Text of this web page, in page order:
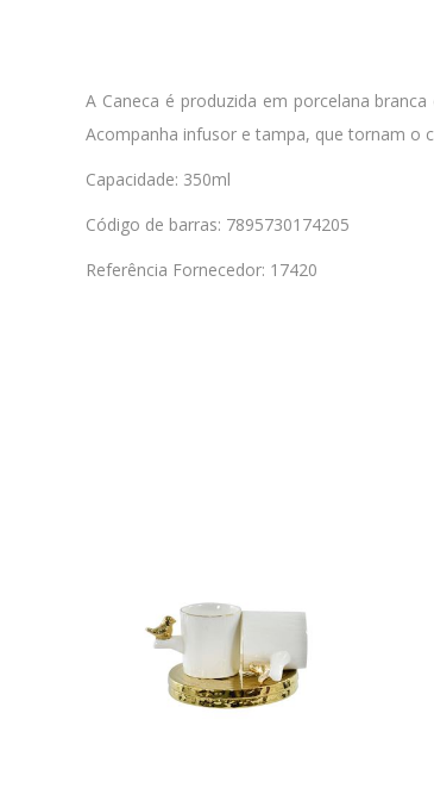
A Caneca é produzida em porcelana
Acompanha infusor e tampa, que tornam o
Capacidade: 350ml
Código de barras: 7895730174205
Referência Fornecedor: 17420